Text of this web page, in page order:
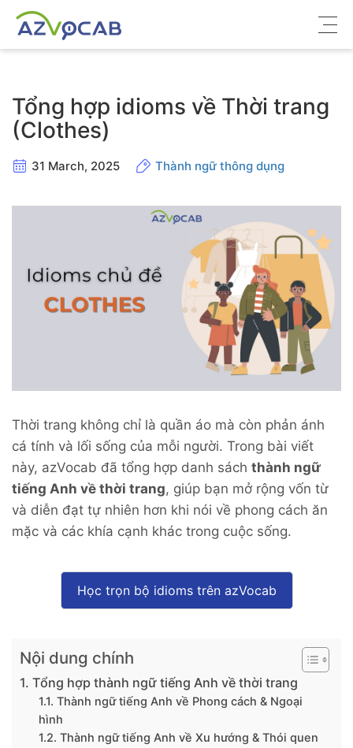
Từ vựng ôn thi
Tổng hợp idioms về Thời trang
(Clothes)
31 March, 2025 Thành ngữ thông dụng
Thời trang không chỉ là quần áo mà còn phản ánh
cá tính và lối sống của mỗi người. Trong bài viết
này, azVocab đã tổng hợp danh sách thành ngữ
tiếng Anh về thời trang, giúp bạn mở rộng vốn từ
và diễn đạt tự nhiên hơn khi nói về phong cách ăn
mặc và các khía cạnh khác trong cuộc sống.
Học trọn bộ idioms trên azVocab
Nội dung chính
1. Tổng hợp thành ngữ tiếng Anh về thời trang
1.1. Thành ngữ tiếng Anh về Phong cách & Ngoại
hình
1.2. Thành ngữ tiếng Anh về Xu hướng & Thói quen